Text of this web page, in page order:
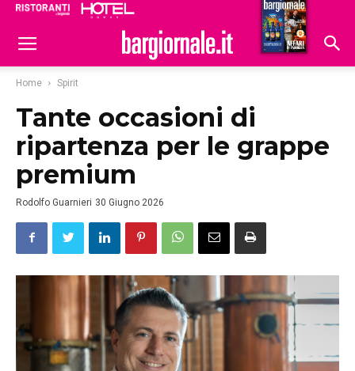
Hoteldomani
Home Spirit
Tante occasioni di
ripartenza per le grappe
premium
Rodolfo Guarnieri 30 Giugno 2026